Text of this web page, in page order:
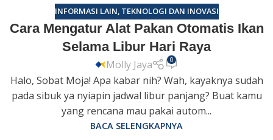
INFORMASI LAIN, TEKNOLOGI DAN INOVASI
Cara Mengatur Alat Pakan Otomatis Ikan
Selama Libur Hari Raya
Molly Jaya 0
Halo, Sobat Moja! Apa kabar nih? Wah, kayaknya sudah
pada sibuk ya nyiapin jadwal libur panjang? Buat kamu
yang rencana mau pakai autom...
BACA SELENGKAPNYA